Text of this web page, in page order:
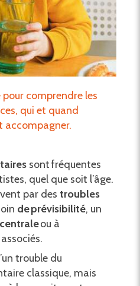
comprendre les
qui et quand
accompagner.
sont fréquentes
quel que soit l’âge.
par des troubles
deprévisibilité, un
ou à
associés.
trouble du
classique, mais